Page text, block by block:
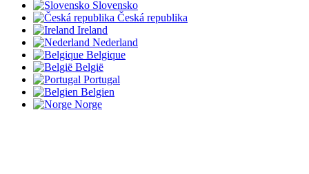
Slovensko
Česká republika
Ireland
Nederland
Belgique
België
Portugal
Belgien
Norge